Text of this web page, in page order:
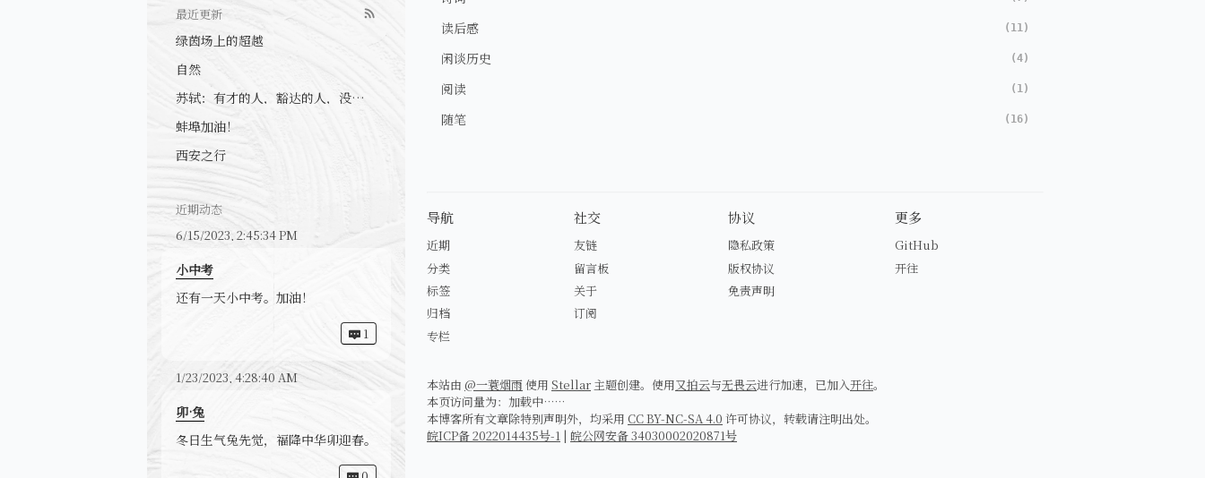
最近更新
绿茵场上的超越
自然
苏轼：有才的人，豁达的人，没心眼的人
蚌埠加油！
西安之行
近期动态
6/15/2023, 2:45:34 PM
小中考
还有一天小中考。加油！
1
1/23/2023, 4:28:40 AM
卯·兔
冬日生气兔先觉，福降中华卯迎春。
读后感 (11)
闲谈历史 (4)
阅读 (1)
随笔 (16)
导航
近期
分类
标签
归档
专栏
社交
友链
留言板
关于
订阅
协议
隐私政策
版权协议
免责声明
更多
GitHub
开往
本站由 @一蓑烟雨使用 Stellar 主题创建。使用又拍云与无畏云进行加速，已加入开往。
本页访问量为： 加载中……
本博客所有文章除特别声明外，均采用 CC BY-NC-SA 4.0 许可协议，转载请注明出处。
皖ICP备 2022014435号-1 | 皖公网安备 34030002020871号